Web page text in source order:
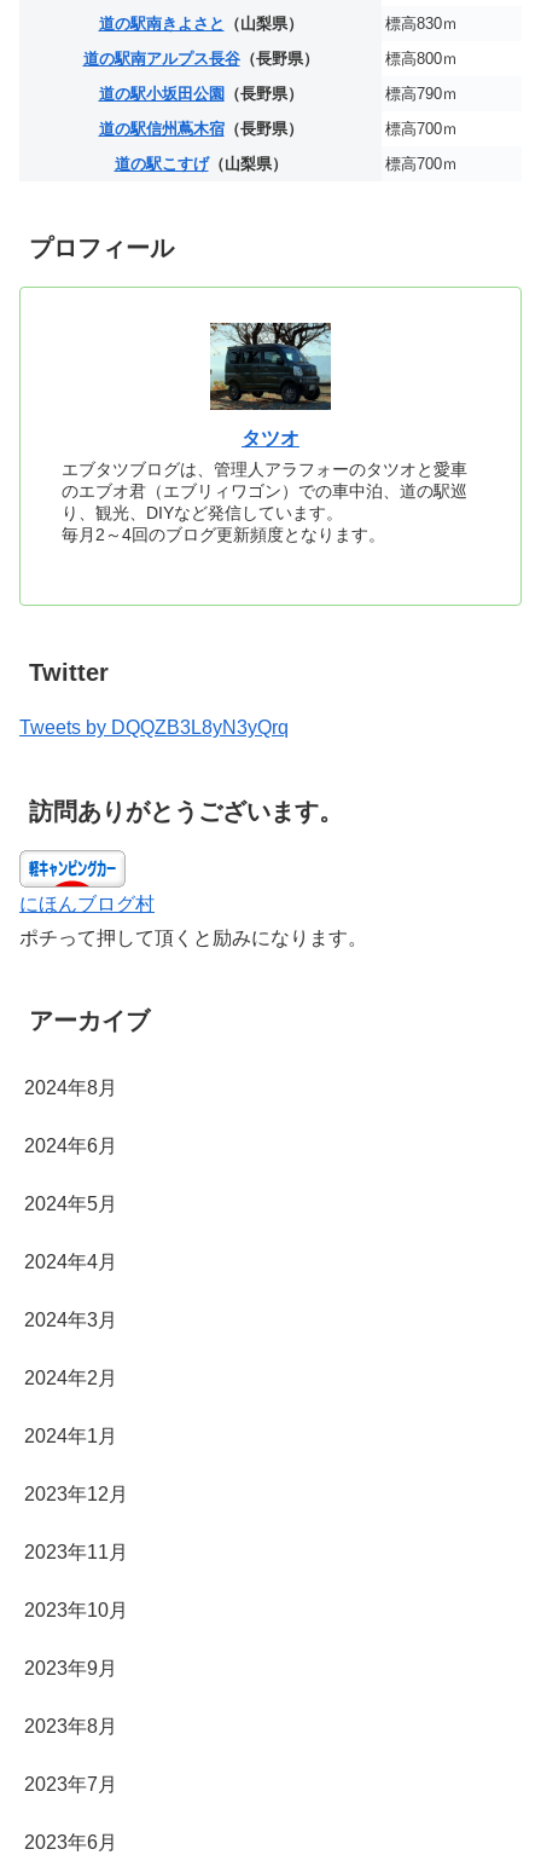
道の駅南きよさと （山梨県）
標高830ｍ
道の駅南アルプス長谷（長野県）
標高800ｍ
道の駅小坂田公園 （長野県）
標高790ｍ
道の駅信州蔦木宿（長野県）
標高700ｍ
道の駅こすげ（山梨県） 標高700ｍ
プロフィール
タツオ
エブタツブログは、管理人アラフォーのタツオと愛車
のエブオ君（エブリィワゴン）での車中泊、道の駅巡
り、観光、DIYなど発信しています。
毎月2～4回のブログ更新頻度となります。
Twitter
Tweets by DQQZB3L8yN3yQrq
訪問ありがとうございます。
にほんブログ村
ポチって押して頂くと励みになります。
アーカイブ
2024年8月
2024年6月
2024年5月
2024年4月
2024年3月
2024年2月
2024年1月
2023年12月
2023年11月
2023年10月
2023年9月
2023年8月
2023年7月
2023年6月